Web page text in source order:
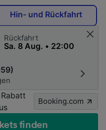
Hin- und Rückfahrt
Rückfahrt
Booking.com
finden